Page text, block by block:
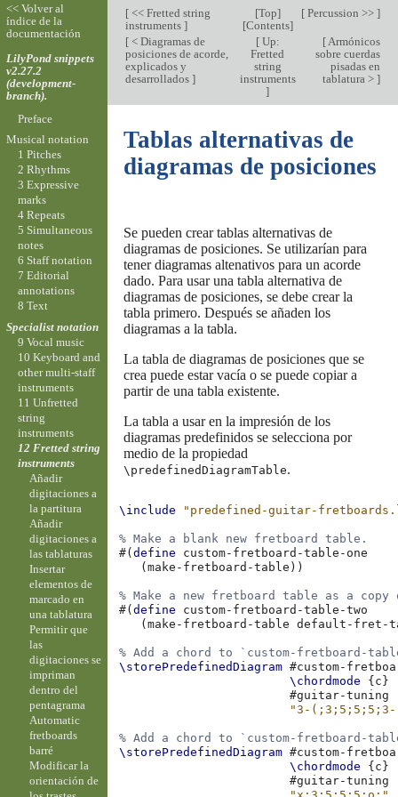
[<< Fretted string
instruments ]
[Top]
[Contents]
[Percussion >> ]
[< Diagramas de
posiciones de acorde,
explicados y
desarrollados ]
[Up:
Fretted
string
instruments
]
[Armónicos
sobre cuerdas
pisadas en
tablatura > ]
Tablas alternativas de
diagramas de posiciones
Se pueden crear tablas alternativas de
diagramas de posiciones. Se utilizarían para
tener diagramas altenativos para un acorde
dado. Para usar una tabla alternativa de
diagramas de posiciones, se debe crear la
tabla primero. Después se añaden los
diagramas a la tabla.
La tabla de diagramas de posiciones que se
crea puede estar vacía o se puede copiar a
partir de una tabla existente.
La tabla a usar en la impresión de los
diagramas predefinidos se selecciona por
medio de la propiedad
\predefinedDiagramTable.
\include "predefined-guitar-
% Make a blank new fretboard table.
#(define
custom-fretboard-table-one
(make-fretboard-table ))
% Make a new fretboard table as a
#(define
custom-fretboard-table-two
(make-fretboard-table default-fret-
% Add a chord to `custom-fretboard-
\storePredefinedDiagram #custom-
\chordmode
{ c }
#guitar-tuning
"3-
% Add a chord to `custom-fretboard-
\storePredefinedDiagram #custom-
\chordmode
{ c }
#guitar-tuning
<< Volver al
índice de la
documentación
LilyPond snippets
v2.27.2
(development-
branch).
Preface
Musical notation
1 Pitches
2 Rhythms
3 Expressive
marks
4 Repeats
5 Simultaneous
notes
6 Staff notation
7 Editorial
annotations
8 Text
Specialist notation
9 Vocal music
10 Keyboard and
other multi-staff
instruments
11 Unfretted
string
instruments
12 Fretted string
instruments
Añadir
digitaciones a
la partitura
Añadir
digitaciones a
las tablaturas
Insertar
elementos de
marcado en
una tablatura
Permitir que
las
digitaciones se
impriman
dentro del
pentagrama
Automatic
fretboards
barré
Modificar la
orientación de